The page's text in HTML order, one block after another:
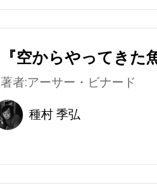
『空からやってきた
著者:アーサー・ビナード
種村 季弘